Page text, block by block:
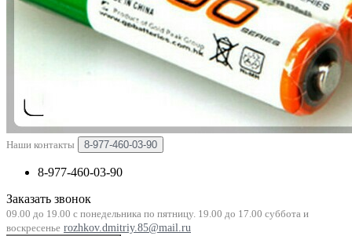
Наши контакты 8-977-460-03-90
8-977-460-03-90
Заказать звонок
09.00 до 19.00 с понедельника по пятницу. 19.00 до 17.00 суббота и
воскресенье rozhkov.dmitriy.85@mail.ru